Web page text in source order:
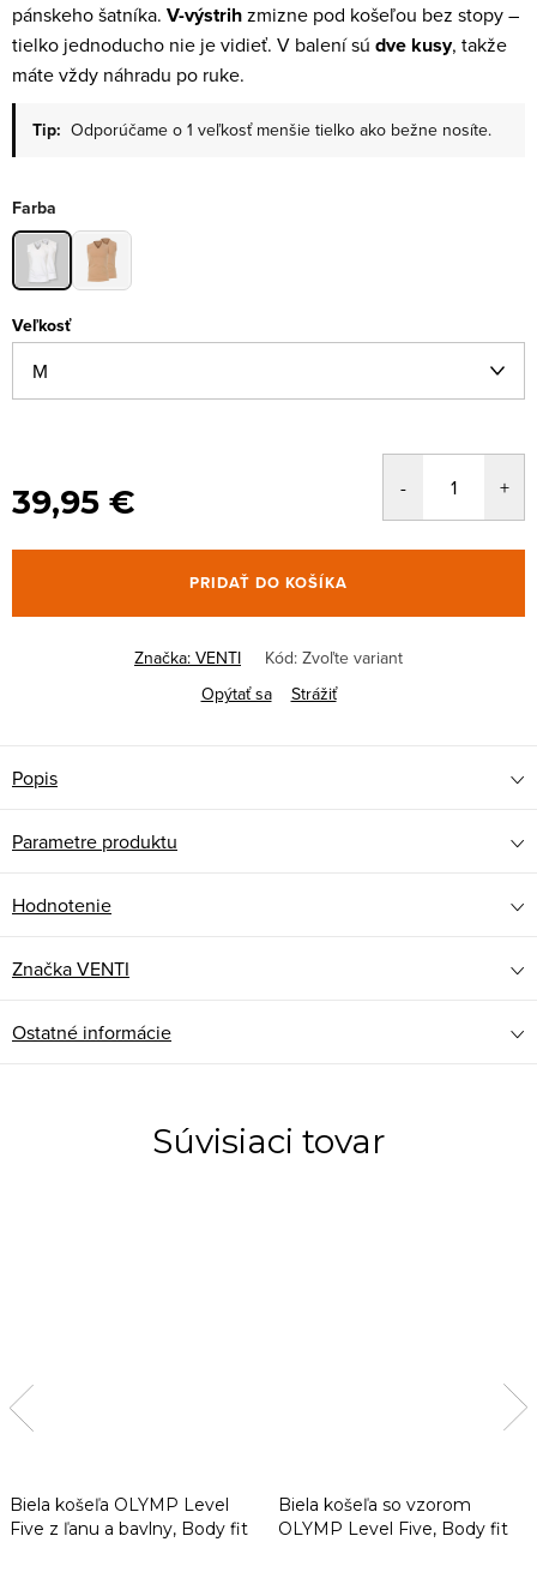
pánskeho šatníka. V-výstrihzmizne pod košeľou bez stopy –
tielko jednoducho nie je vidieť. V balení sú dve kusy, takže
máte vždy náhradu po ruke.
Tip: Odporúčame o 1 veľkosť menšie tielko ako bežne nosíte.
Farba
Veľkosť
39,95 €
PRIDAŤ DO KOŠÍKA
Značka: VENTI Kód: Zvoľte variant
Opýtať sa
Strážiť
Popis
Parametre produktu
Hodnotenie
ZnačkaVENTI
Ostatné informácie
Súvisiaci tovar
Biela košeľa OLYMP Level
Five z ľanu a bavlny, Body fit
Biela košeľa so vzorom
OLYMP Level Five, Body fit